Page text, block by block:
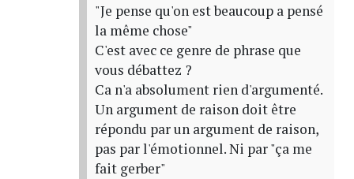
"Je pense qu'on est beaucoup a pensé
la même chose"
C'est avec ce genre de phrase que
vous débattez ?
Ca n'a absolument rien d'argumenté.
Un argument de raison doit être
répondu par un argument de raison,
pas par l'émotionnel. Ni par "ça me
fait gerber"